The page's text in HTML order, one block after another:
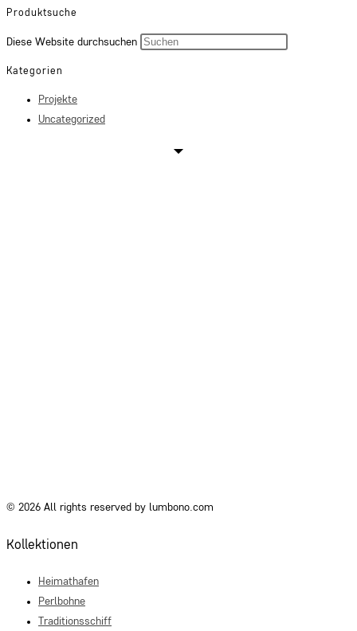
Produktsuche
Diese Website durchsuchen
Kategorien
Projekte
Uncategorized
© 2026 All rights reserved by lumbono.com
Kollektionen
Heimathafen
Perlbohne
Traditionsschiff